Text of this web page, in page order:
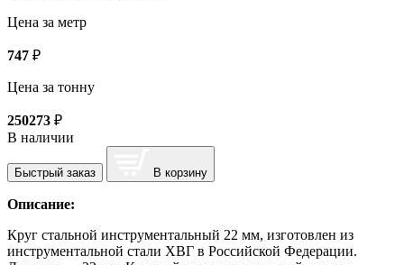
Цена за метр
747 ₽
Цена за тонну
250273 ₽
В наличии
Быстрый заказ В корзину
Описание:
Круг стальной инструментальный 22 мм, изготовлен из
инструментальной стали ХВГ в Российской Федерации.